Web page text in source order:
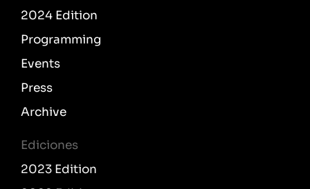
2024 Edition
Programming
Events
Press
Archive
Ediciones
2023 Edition